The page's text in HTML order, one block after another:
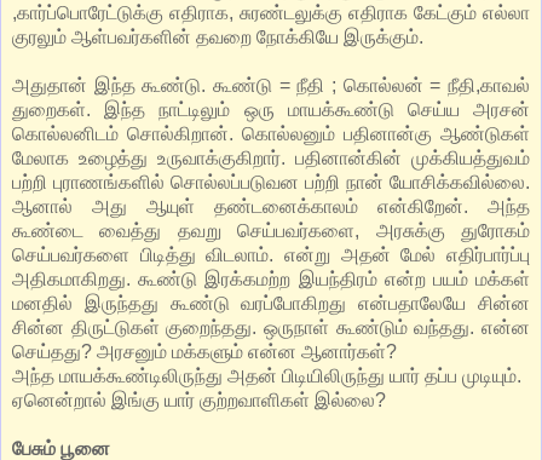
,கார்ப்பொரேட்டுக்கு எதிராக, சுரண்டலுக்கு எதிராக கேட்கும் எல்லா
குரலும் ஆள்பவர்களின் தவறை நோக்கியே இருக்கும்.
அதுதான் இந்த கூண்டு. கூண்டு = நீதி ; கொல்லன் = நீதி,காவல்
துறைகள். இந்த நாட்டிலும் ஒரு மாயக்கூண்டு செய்ய அரசன்
கொல்லனிடம் சொல்கிறான். கொல்லனும் பதினான்கு ஆண்டுகள்
மேலாக உழைத்து உருவாக்குகிறார். பதினான்கின் முக்கியத்துவம்
பற்றி புராணங்களில் சொல்லப்படுவன பற்றி நான் யோசிக்கவில்லை.
ஆனால் அது ஆயுள் தண்டனைக்காலம் என்கிறேன். அந்த
கூண்டை வைத்து தவறு செய்பவர்களை, அரசுக்கு துரோகம்
செய்பவர்களை பிடித்து விடலாம். என்று அதன் மேல் எதிர்பார்ப்பு
அதிகமாகிறது. கூண்டு இரக்கமற்ற இயந்திரம் என்ற பயம் மக்கள்
மனதில் இருந்தது கூண்டு வரப்போகிறது என்பதாலேயே சின்ன
சின்ன திருட்டுகள் குறைந்தது. ஒருநாள் கூண்டும் வந்தது. என்ன
செய்தது? அரசனும் மக்களும் என்ன ஆனார்கள்?
அந்த மாயக்கூண்டிலிருந்து அதன் பிடியிலிருந்து யார் தப்ப முடியும்.
ஏனென்றால் இங்கு யார் குற்றவாளிகள் இல்லை?
பேசும் பூனை